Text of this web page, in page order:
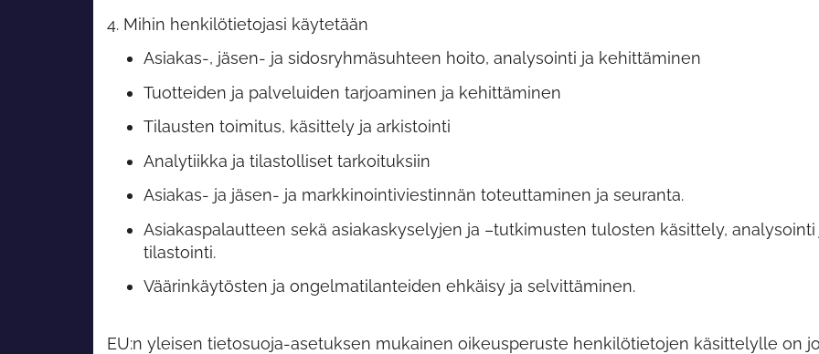
4. Mihin henkilötietojasi käytetään
Asiakas-, jäsen- ja sidosryhmäsuhteen hoito, analysointi ja kehittäminen
Tuotteiden ja palveluiden tarjoaminen ja kehittäminen
Tilausten toimitus, käsittely ja arkistointi
Analytiikka ja tilastolliset tarkoituksiin
Asiakas- ja jäsen- ja markkinointiviestinnän toteuttaminen ja seuranta.
Asiakaspalautteen sekä asiakaskyselyjen ja –tutkimusten tulosten käsittely, analysointi
tilastointi.
Väärinkäytösten ja ongelmatilanteiden ehkäisy ja selvittäminen.
EU:n yleisen tietosuoja-asetuksen mukainen oikeusperuste henkilötietojen käsittelylle on